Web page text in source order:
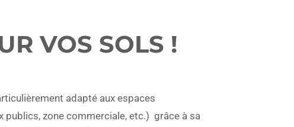
VOS SOLS !
adapté aux espaces
publics, zone commerciale, etc.) grâce à sa